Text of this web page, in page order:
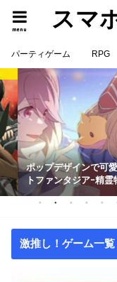
スマ
menu
パーティゲーム RPG
ポップデザインで可
トファンタジアｰ精
激推し！ゲーム一覧